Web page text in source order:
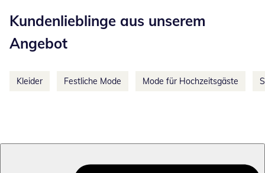
Kundenlieblinge aus unserem
Angebot
Kleider Festliche Mode Mode für Hochzeitsgäste